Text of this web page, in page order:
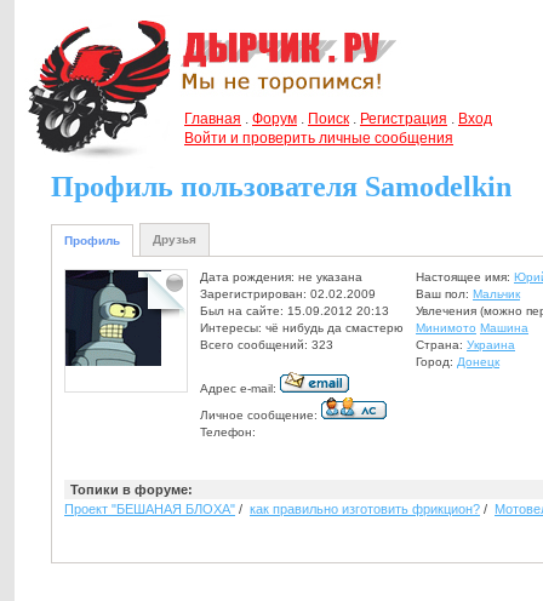
Главная . Форум . Поиск . Регистрация . Вход
Войти и проверить личные сообщения
Профиль пользователя Samodelkin
Профиль Друзья
Дата рождения: не указана
Зарегистрирован: 02.02.2009
Был на сайте: 15.09.2012 20:13
Интересы: чё нибудь да смастерю
Всего сообщений: 323
Адрес e-mail:
Личное сообщение:
Телефон:
Настоящее имя:
Ваш пол: Мальчик
Увлечения (можно
Минимото Машина
Страна: Украина
Город: Донецк
Топики в форуме:
Проект "БЕШАНАЯ БЛОХА" / как правильно изготовить фрикцион? /